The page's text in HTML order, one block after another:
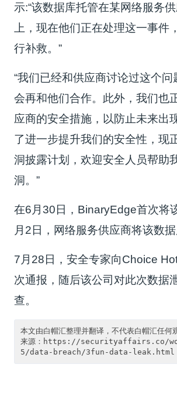
示:“该数据库托管在某网络服务
上，现在他们正在处理这一事件
行补救。”
“我们已经和供应商讨论过这个问
会再和他们合作。此外，我们也
应商的安全措施，以防止未来出
了进一步提升我们的安全性，现
洞披露计划，欢迎安全人员帮助
洞。”
在6月30日，BinaryEdge首次将
月2日，网络服务供应商将该数据
7月28日，安全专家向Choice
次通报，随后该公司对此次数据
查。
本文由白帽汇整理并翻译，不代表白帽汇任何
来源：https://securityaffairs.co/